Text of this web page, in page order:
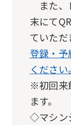
また、
末にて
ていただ
登録・
ください。
※初回来
ます。
◇マシン